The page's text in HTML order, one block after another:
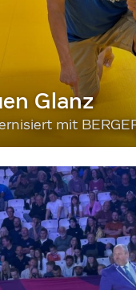
Glanz
mit